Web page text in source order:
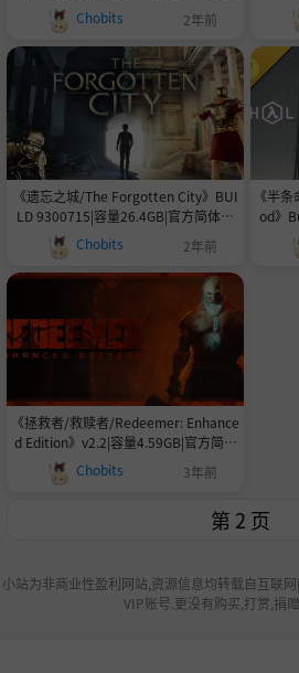
Chobits
2年前
《遗忘之城/The Forgotten City》BUI
LD 9300715|容量26.4GB|官方简体中
文|支持键盘.鼠标.手柄
Chobits 2年前
《半
od》
《拯救者/救赎者/Redeemer: Enhance
d Edition》v2.2|容量4.59GB|官方简体
中文|支持键盘.鼠标.手柄
Chobits 3年前
小站为非商业性盈利网站,资源信息均转载自互联
VIP账号.更没有购买,打赏,捐